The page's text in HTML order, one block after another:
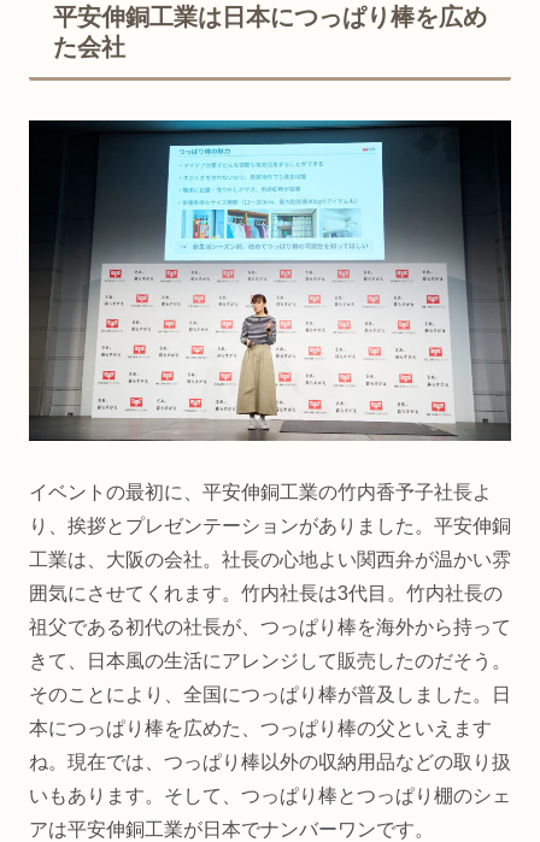
平安伸銅工業は日本につっぱり棒を広め
た会社
イベントの最初に、平安伸銅工業の竹内香予子社長よ
り、挨拶とプレゼンテーションがありました。平安伸銅
工業は、大阪の会社。社長の心地よい関西弁が温かい雰
囲気にさせてくれます。竹内社長は3代目。竹内社長の
祖父である初代の社長が、つっぱり棒を海外から持って
きて、日本風の生活にアレンジして販売したのだそう。
そのことにより、全国につっぱり棒が普及しました。日
本につっぱり棒を広めた、つっぱり棒の父といえます
ね。現在では、つっぱり棒以外の収納用品などの取り扱
いもあります。そして、つっぱり棒とつっぱり棚のシェ
アは平安伸銅工業が日本でナンバーワンです。